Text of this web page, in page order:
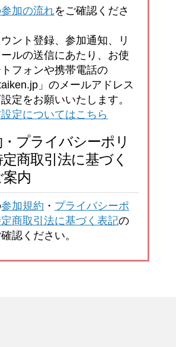
加の流れをご確認くださ
ント登録、参加通知、リ
ルの送信にあたり、お使
フォンや携帯電話の
」のメールアドレス
定をお願いいたします。
定についてはこちら
プライバシーポリ
商取引法に基づく
内
参加規約 ・ プライバシーポ
商取引法に基づく表記の
認ください。